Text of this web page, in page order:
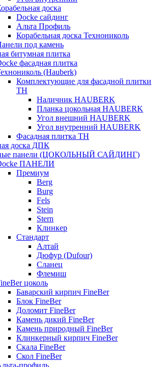
доска
Docke сайдинг
Альта Профиль
Корабельная доска Технониколь
под камень
битумная плитка
фасадная плитка
(Hauberk)
Комплектующие для фасадной плитки
ТН
Наличник HAUBERK
Планка цокольная HAUBERK
Угол внешний HAUBERK
Угол внутренний HAUBERK
Фасадная плитка ТН
доска ДПК
панели (ЦОКОЛЬНЫЙ САЙДИНГ)
ПАНЕЛИ
Премиум
Berg
Burg
Fels
Stein
Stern
Клинкер
Стандарт
Алтай
Дюфур (Dufour)
Сланец
Флемиш
цоколь
Баварский кирпич FineBer
Блок FineBer
Доломит FineBer
Камень дикий FineBer
Камень природный FineBer
Клинкерный кирпич FineBer
Скала FineBer
Скол FineBer
профиль